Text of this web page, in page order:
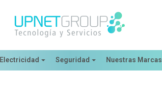
Electricidad Seguridad Nuestras Marcas